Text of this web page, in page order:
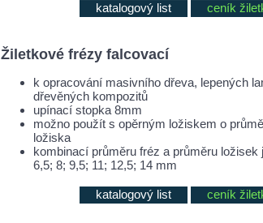
katalogový list ceník
Žiletkové frézy falcovací
k opracování masivního dřeva, lepených
dřevěných kompozitů
upínací stopka 8mm
možno použít s opěrným ložiskem o
ložiska
kombinací průměru fréz a průměru
6,5; 8; 9,5; 11; 12,5; 14 mm
katalogový list ceník